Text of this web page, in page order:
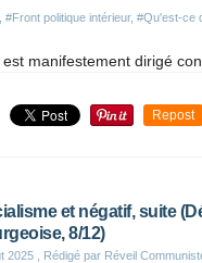
#Front politique intérieur, #Qu'est-ce
manifestement dirigé
Repost
et négatif, suite
8/12)
2025 , Rédigé par Réveil